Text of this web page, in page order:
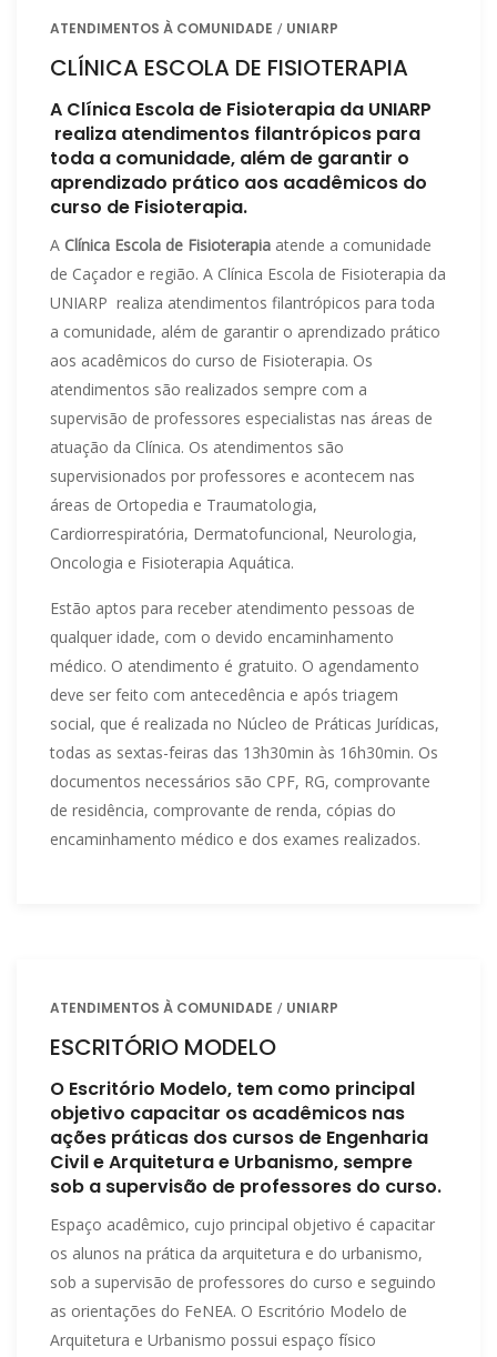
ATENDIMENTOS À COMUNIDADE UNIARP
CLÍNICA ESCOLA DE FISIOTERAPIA
A Clínica Escola de Fisioterapia da UNIARP
realiza atendimentos filantrópicos para
toda a comunidade, além de garantir o
aprendizado prático aos acadêmicos do
curso de Fisioterapia.
A Clínica Escola de Fisioterapia atende a comunidade
de Caçador e região. A Clínica Escola de Fisioterapia da
UNIARP realiza atendimentos filantrópicos para toda
a comunidade, além de garantir o aprendizado prático
aos acadêmicos do curso de Fisioterapia. Os
atendimentos são realizados sempre com a
supervisão de professores especialistas nas áreas de
atuação da Clínica. Os atendimentos são
supervisionados por professores e acontecem nas
áreas de Ortopedia e Traumatologia,
Cardiorrespiratória, Dermatofuncional, Neurologia,
Oncologia e Fisioterapia Aquática.
Estão aptos para receber atendimento pessoas de
qualquer idade, com o devido encaminhamento
médico. O atendimento é gratuito. O agendamento
deve ser feito com antecedência e após triagem
social, que é realizada no Núcleo de Práticas Jurídicas,
todas as sextas-feiras das 13h30min às 16h30min. Os
documentos necessários são CPF, RG, comprovante
de residência, comprovante de renda, cópias do
encaminhamento médico e dos exames realizados.
ATENDIMENTOS À COMUNIDADE UNIARP
ESCRITÓRIO MODELO
O Escritório Modelo, tem como principal
objetivo capacitar os acadêmicos nas
ações práticas dos cursos de Engenharia
Civil e Arquitetura e Urbanismo, sempre
sob a supervisão de professores do curso.
Espaço acadêmico, cujo principal objetivo é capacitar
os alunos na prática da arquitetura e do urbanismo,
sob a supervisão de professores do curso e seguindo
as orientações do FeNEA. O Escritório Modelo de
Arquitetura e Urbanismo possui espaço físico